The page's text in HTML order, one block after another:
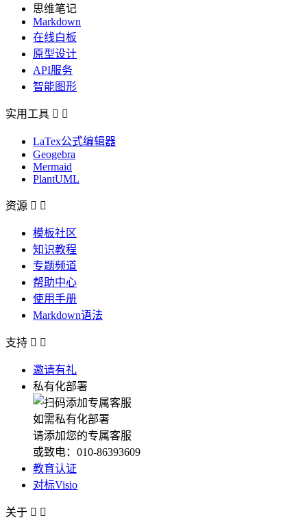
思维笔记
Markdown
在线白板
原型设计
API服务
智能图形
实用工具  
LaTex公式编辑器
Geogebra
Mermaid
PlantUML
资源  
模板社区
知识教程
专题频道
帮助中心
使用手册
Markdown语法
支持  
邀请有礼
私有化部署
如需私有化部署
请添加您的专属客服
或致电：010-86393609
教育认证
对标Visio
关于  